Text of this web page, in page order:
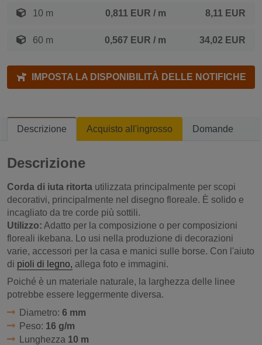
10 m 0,811 EUR / m 8,11 EUR
60 m 0,567 EUR / m 34,02 EUR
IMPOSTA LA DISPONIBILITÀ DELLE NOTIFICHE
Descrizione Acquisto all'ingrosso Domande
Descrizione
Corda di iuta ritorta utilizzata principalmente per scopi
decorativi, principalmente nel disegno floreale. È solido e
incagliato da tre corde più sottili.
Utilizzo: Adatto per la composizione o per composizioni
floreali ikebana. Lo usi nella produzione di decorazioni
varie, accessori per la casa e manici sulle borse. Con l'aiuto
di pioli di legno, allega foto e immagini.
Poiché è un materiale naturale, la larghezza delle linee
potrebbe essere leggermente diversa.
Diametro: 6 mm
Peso: 16 g/m
Lunghezza 10 m